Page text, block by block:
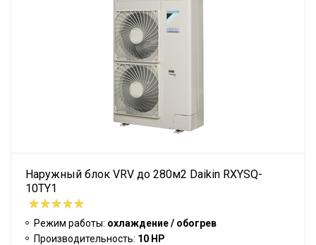
Наружный блок VRV до 280м2 Daikin RXYSQ-
10TY1
Режим работы: охлаждение / обогрев
Производительность: 10 HP